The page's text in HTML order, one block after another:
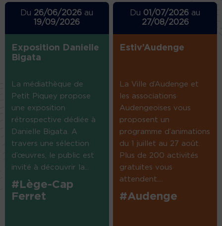
Du 26/06/2026 au
19/09/2026
Exposition Danielle
Bigata
La médiathèque de
Petit Piquey propose
une exposition
rétrospective dédiée à
Danielle Bigata. A
travers une sélection
d’œuvres, le public est
invité à découvrir la...
#Lège-Cap
Ferret
Du 01/07/2026 au
27/08/2026
Estiv’Audenge
La Ville d’Audenge et
les associations
Audengeoises vous
proposent un
programme d’animations
du 1 juillet au 27 août.
Plus de 200 activités
gratuites vous
attendent....
#Audenge